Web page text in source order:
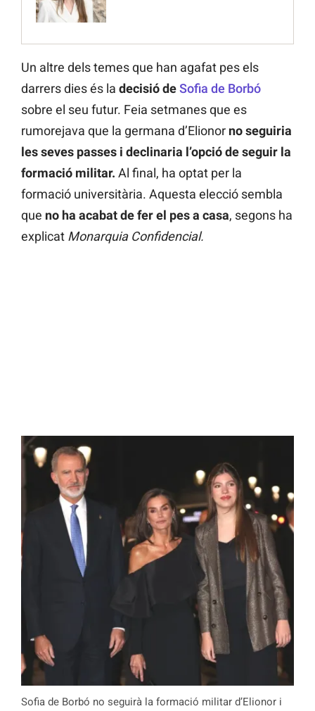
Un altre dels temes que han agafat pes els
darrers dies és la decisió deSofia de Borbó
sobre el seu futur. Feia setmanes que es
rumorejava que la germana d’Elionor no seguiria
les seves passes i declinaria l’opció de seguir la
formació militar. Al final, ha optat per la
formació universitària. Aquesta elecció sembla
que no ha acabat de fer el pes a casa, segons ha
explicat Monarquia Confidencial.
Sofia de Borbó no seguirà la formació militar d’Elionor i